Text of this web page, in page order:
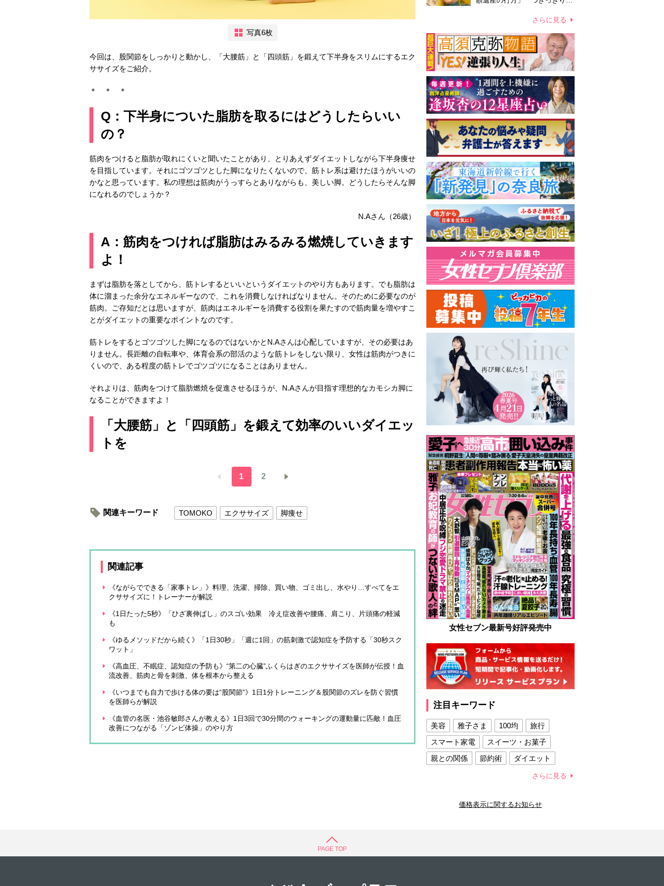
写真6枚
今回は、股関節をしっかりと動かし、「大腰筋」と「四頭筋」を鍛えて下半身をスリムにするエク
ササイズをご紹介。
＊ ＊ ＊
Q：下半身についた脂肪を取るにはどうしたらいい
の？
筋肉をつけると脂肪が取れにくいと聞いたことがあり、とりあえずダイエットしながら下半身痩せ
を目指しています。それにゴツゴツとした脚になりたくないので、筋トレ系は避けたほうがいいの
かなと思っています。私の理想は筋肉がうっすらとありながらも、美しい脚。どうしたらそんな脚
になれるのでしょうか？
N.Aさん（26歳）
A：筋肉をつければ脂肪はみるみる燃焼していきます
よ！
まずは脂肪を落としてから、筋トレするといいというダイエットのやり方もあります。でも脂肪は
体に溜まった余分なエネルギーなので、これを消費しなければなりません。そのために必要なのが
筋肉。ご存知だとは思いますが、筋肉はエネルギーを消費する役割を果たすので筋肉量を増やすこ
とがダイエットの重要なポイントなのです。
筋トレをするとゴツゴツした脚になるのではないかとN.Aさんは心配していますが、その必要はあ
りません。長距離の自転車や、体育会系の部活のような筋トレをしない限り、女性は筋肉がつきに
くいので、ある程度の筋トレでゴツゴツになることはありません。
それよりは、筋肉をつけて脂肪燃焼を促進させるほうが、N.Aさんが目指す理想的なカモシカ脚に
なることができますよ！
「大腰筋」と「四頭筋」を鍛えて効率のいいダイエッ
トを
1 2
関連キーワード TOMOKO エクササイズ 脚痩せ
関連記事
《ながらでできる「家事トレ」》料理、洗濯、掃除、買い物、ゴミ出し、水やり…すべてをエ
クササイズに！トレーナーが解説
《1日たった5秒》「ひざ裏伸ばし」のスゴい効果 冷え症改善や腰痛、肩こり、片頭痛の軽減
も
《ゆるメソッドだから続く》「1日30秒」「週に1回」の筋刺激で認知症を予防する「30秒スク
ワット」
《高血圧、不眠症、認知症の予防も》“第二の心臓”ふくらはぎのエクササイズを医師が伝授！血
流改善、筋肉と骨を刺激、体を根本から整える
《いつまでも自力で歩ける体の要は“股関節”》1日1分トレーニング＆股関節のズレを防ぐ習慣
を医師らが解説
《血管の名医・池谷敏郎さんが教える》1日3回で30分間のウォーキングの運動量に匹敵！血圧
改善につながる「ゾンビ体操」のやり方
さらに見る
女性セブン最新号好評発売中
注目キーワード
美容 雅子さま 100均
旅行
スマート家電
スイーツ・お菓子
親との関係
節約術
ダイエット
夫との関係
新津春子 どか食い
さらに見る
価格表示に関するお知らせ
PAGE TOP